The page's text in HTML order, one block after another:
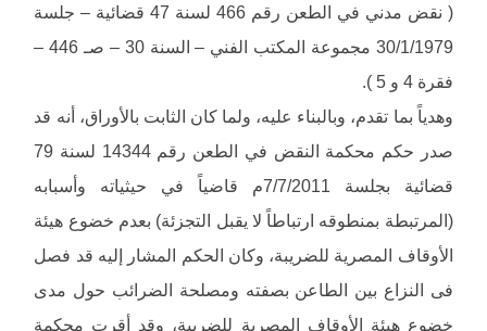
( نقض مدني في الطعن رقم 466 لسنة 47 قضائية – جلسة
30/1/1979 مجموعة المكتب الفني – السنة 30 – صـ 446 –
فقرة 4 و 5 ).
وهدياً بما تقدم، وبالبناء عليه، ولما كان الثابت بالأوراق، أنه قد
صدر حكم محكمة النقض في الطعن رقم 14344 لسنة 79
قضائية بجلسة 7/7/2011م قاضياً في حيثياته وأسبابه
(المرتبطة بمنطوقه ارتباطاً لا يقبل التجزئة) بعدم خضوع هيئة
الأوقاف المصرية للضريبة، وكان الحكم المشار إليه قد فصل
فى النزاع بين الطاعن بصفته ومصلحة الضرائب حول مدى
خضوع هيئة الأوقاف المصرية للضريبة، وقد أقرت محكمة